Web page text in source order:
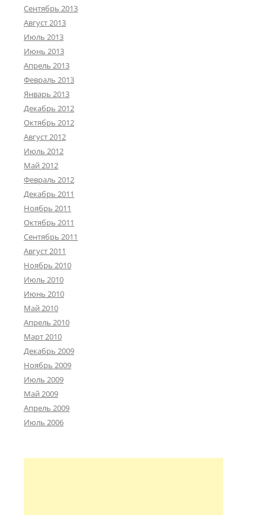
Сентябрь 2013
Август 2013
Июль 2013
Июнь 2013
Апрель 2013
Февраль 2013
Январь 2013
Декабрь 2012
Октябрь 2012
Август 2012
Июль 2012
Май 2012
Февраль 2012
Декабрь 2011
Ноябрь 2011
Октябрь 2011
Сентябрь 2011
Август 2011
Ноябрь 2010
Июль 2010
Июнь 2010
Май 2010
Апрель 2010
Март 2010
Декабрь 2009
Ноябрь 2009
Июль 2009
Май 2009
Апрель 2009
Июль 2006